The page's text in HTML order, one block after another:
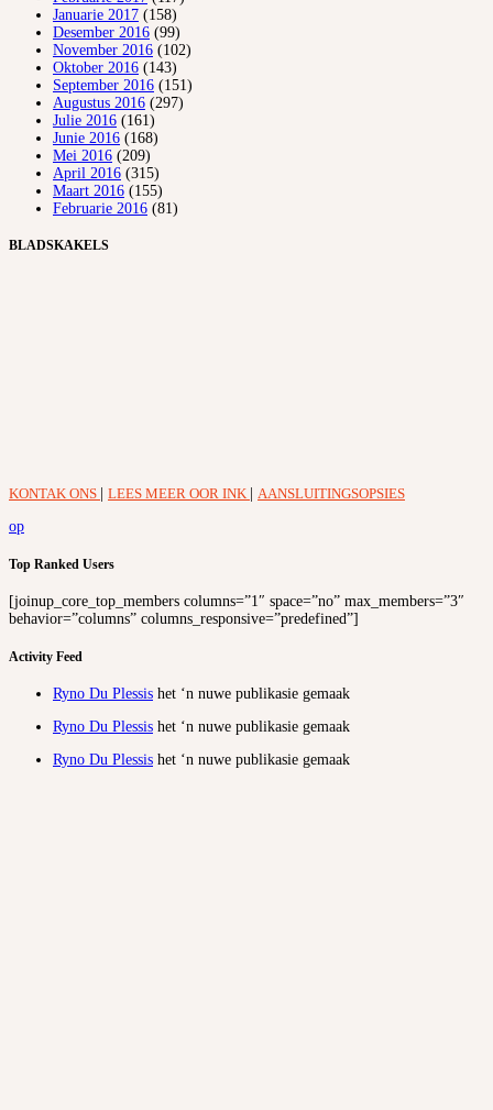
Januarie 2017 (158)
Desember 2016 (99)
November 2016 (102)
Oktober 2016 (143)
September 2016 (151)
Augustus 2016 (297)
Julie 2016 (161)
Junie 2016 (168)
Mei 2016 (209)
April 2016 (315)
Maart 2016 (155)
Februarie 2016 (81)
BLADSKAKELS
KONTAK ONS LEES MEER OOR INK
AANSLUITINGSOPSIES
op
Top Ranked Users
[joinup_core_top_members columns=”1″ space=”no” max_members=”3″
behavior=”columns” columns_responsive=”predefined”]
Activity Feed
Ryno Du Plessis het ‘n nuwe publikasie gemaak
Ryno Du Plessis het ‘n nuwe publikasie gemaak
Ryno Du Plessis het ‘n nuwe publikasie gemaak